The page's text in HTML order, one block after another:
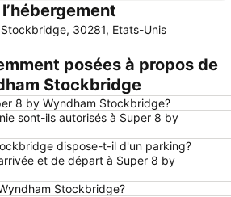
Brookhaven Historic District
Lenox Square
30281, Etats-Unis
posées à propos de
Stockbridge
8 by Wyndham Stockbridge?
sont-ils autorisés à Super 8 by
dispose-t-il d'un parking?
et de départ à Super 8 by
Stockbridge?